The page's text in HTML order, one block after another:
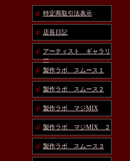
特定商取引法表示
店長日記
アーティスト ギャラリ
ー
製作ラボ スムース１
製作ラボ スムース２
製作ラボ マジMIX
製作ラボ マジMIX ２
製作ラボ スムース３